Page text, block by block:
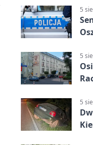
5
5
5